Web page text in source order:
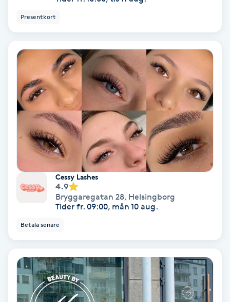
Hyaluronsyra
Hyperhidros
Hypnos
Hårborttagning
Hårbottenbehandling
Hårförlängning
Hälsprickor
Presentkort
Cessy Lashes
4.9
Bryggaregatan 28, Helsingborg
Tider fr. 09:00, mån 10 aug.
Betala senare